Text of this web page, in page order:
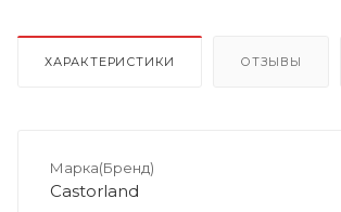
ХАРАКТЕРИСТИКИ ОТЗЫВЫ
Марка(Бренд)
Castorland